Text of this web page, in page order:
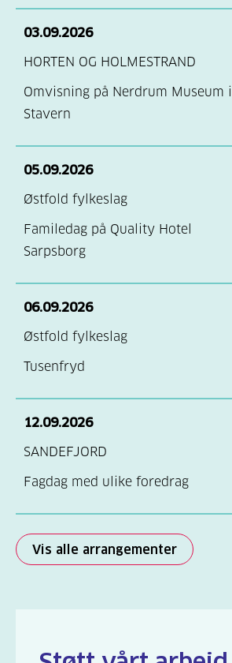
03.09.2026
HORTEN OG HOLMESTRAND
Omvisning på Nerdrum Museum i
Stavern
05.09.2026
Østfold fylkeslag
Familedag på Quality Hotel
Sarpsborg
06.09.2026
Østfold fylkeslag
Tusenfryd
12.09.2026
SANDEFJORD
Fagdag med ulike foredrag
Vis alle arrangementer